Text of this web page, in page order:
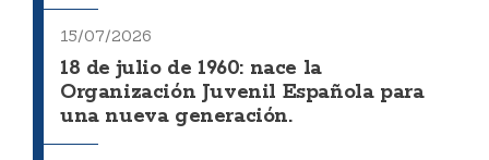
15/07/2026
18 de julio de 1960: nace la
Organización Juvenil Española para
una nueva generación.